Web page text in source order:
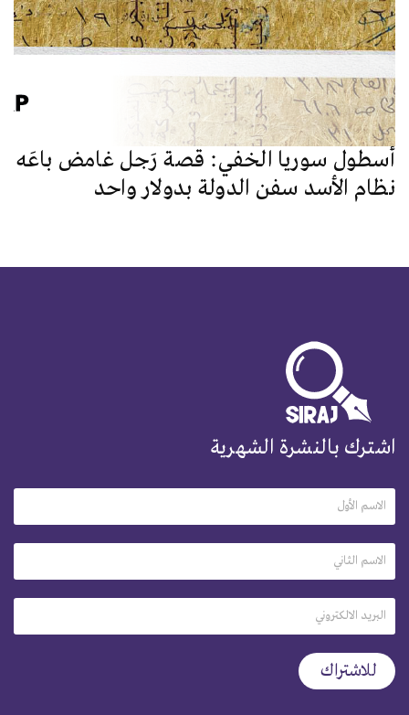
أسطول سوريا الخفي: قصة رَجل غامض باعَه
نظام الأسد سفن الدولة بدولار واحد
اشترك بالنشرة الشهرية